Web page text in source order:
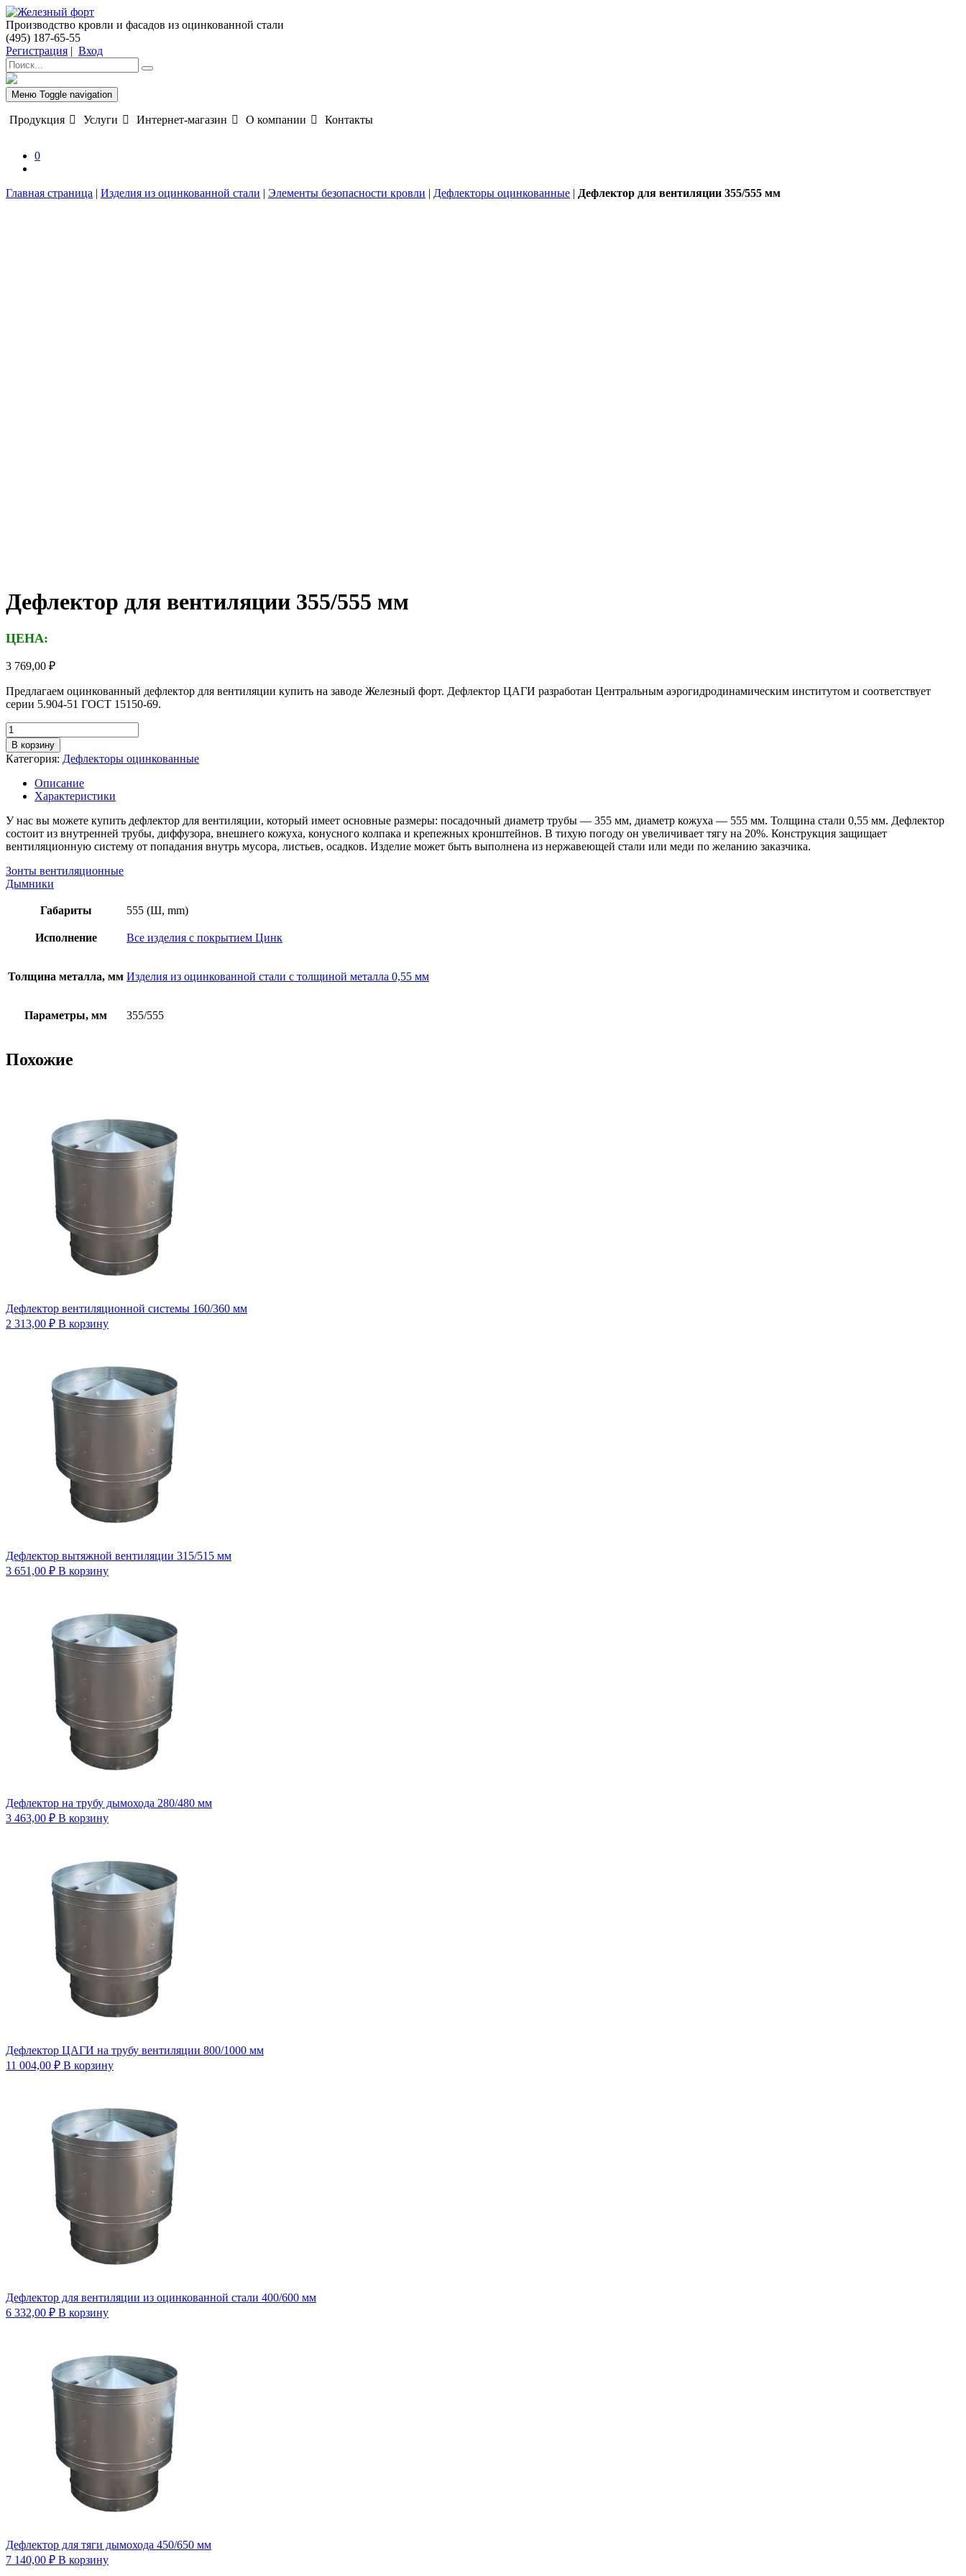
Производство кровли и фасадов из оцинкованной стали
(495) 187-65-55
Регистрация | Вход
Меню Toggle navigation
Продукция Услуги Интернет-магазин О компании Контакты
0
Главная страница | Изделия из оцинкованной стали | Элементы безопасности кровли | Дефлекторы оцинкованные | Дефлектор для вентиляции 355/555 мм
Дефлектор для вентиляции 355/555 мм
ЦЕНА:
3 769,00 ₽
Предлагаем оцинкованный дефлектор для вентиляции купить на заводе Железный форт. Дефлектор ЦАГИ разработан Центральным аэрогидродинамическим институтом и соответствует
серии 5.904-51 ГОСТ 15150-69.
Количество
товара
Дефлектор
для
вентиляции
355/555
В корзину
Категория: Дефлекторы оцинкованные
Описание
Характеристики
У нас вы можете купить дефлектор для вентиляции, который имеет основные размеры: посадочный диаметр трубы — 355 мм, диаметр кожуха — 555 мм. Толщина стали 0,55 мм. Дефлектор
состоит из внутренней трубы, диффузора, внешнего кожуха, конусного колпака и крепежных кронштейнов. В тихую погоду он увеличивает тягу на 20%. Конструкция защищает
вентиляционную систему от попадания внутрь мусора, листьев, осадков. Изделие может быть выполнена из нержавеющей стали или меди по желанию заказчика.
Зонты вентиляционные
Дымники
Габариты 555 (Ш, mm)
Исполнение Все изделия с покрытием Цинк
Толщина металла, мм Изделия из оцинкованной стали с толщиной металла 0,55 мм
Параметры, мм 355/555
Похожие
Дефлектор вентиляционной системы 160/360 мм
2 313,00 ₽ В корзину
Дефлектор вытяжной вентиляции 315/515 мм
3 651,00 ₽ В корзину
Дефлектор на трубу дымохода 280/480 мм
3 463,00 ₽ В корзину
Дефлектор ЦАГИ на трубу вентиляции 800/1000 мм
11 004,00 ₽ В корзину
Дефлектор для вентиляции из оцинкованной стали 400/600 мм
6 332,00 ₽ В корзину
Дефлектор для тяги дымохода 450/650 мм
7 140,00 ₽ В корзину